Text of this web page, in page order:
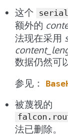
这个
额外的
法现在采用
数据仍然可
参见：
被蔑视的
法已删除。